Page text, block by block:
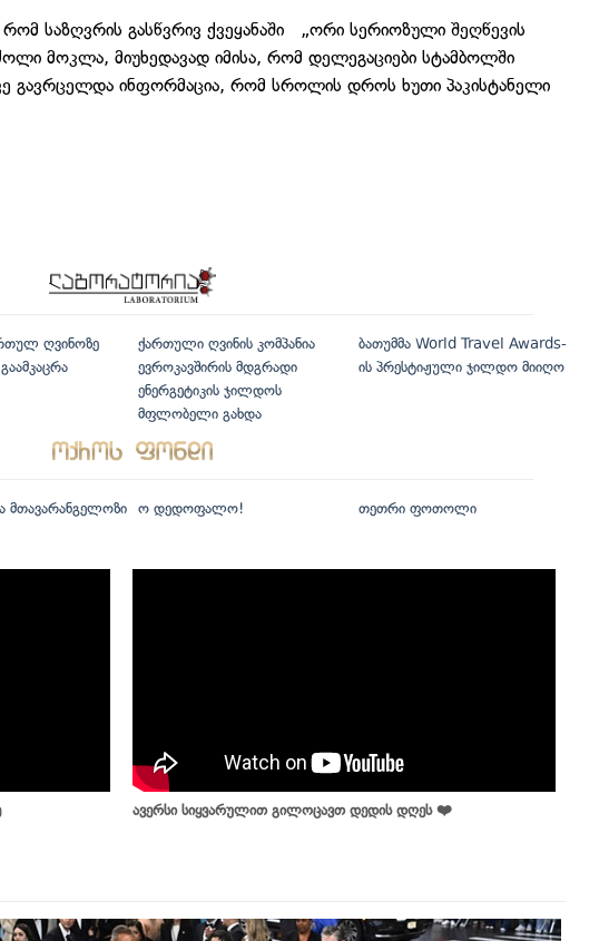
რომ საზღვრის გასწვრივ ქვეყანაში „ორი სერიოზული შეღწევის
მოკლა, მიუხედავად იმისა, რომ დელეგაციები სტამბოლში
გავრცელდა ინფორმაცია, რომ სროლის დროს ხუთი პაკისტანელი
ღვინოზე
ქართული ღვინის კომპანია
ევროკავშირის მდგრადი
ენერგეტიკის ჯილდოს
მფლობელი გახდა
ბათუმმა World Travel Awards-
ის პრესტიჟული ჯილდო მიიღო
მთავარანგელოზი ო დედოფალო! თეთრი ფოთოლი
ავერსი სიყვარულით გილოცავთ დედის დღეს ❤️